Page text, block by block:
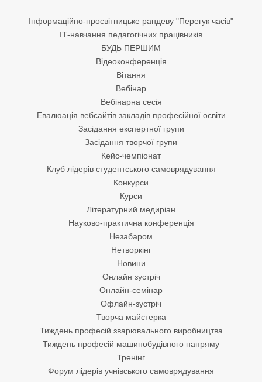
Інформаційно-просвітницьке рандеву "Перегук часів"
ІТ-навчання педагогічних працівників
БУДЬ ПЕРШИМ
Відеоконференція
Вітання
Вебінар
Вебінарна сесія
Евалюація вебсайтів закладів професійної освіти
Засідання експертної групи
Засідання творчої групи
Кейс-чемпіонат
Клуб лідерів студентського самоврядування
Конкурси
Курси
Літературний медиріан
Науково-практична конференція
Незабаром
Нетворкінг
Новини
Онлайн зустріч
Онлайн-семінар
Офлайн-зустріч
Творча майстерка
Тиждень професій зварювального виробництва
Тиждень професій машинобудівного напряму
Тренінг
Форум лідерів учнівського самоврядування